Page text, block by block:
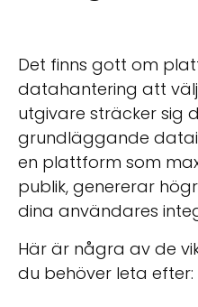
Det finns gott om
datahantering att
utgivare sträcker sig
grundläggande
en plattform som
publik, genererar
dina användares
Här är några av de
du behöver leta efter: